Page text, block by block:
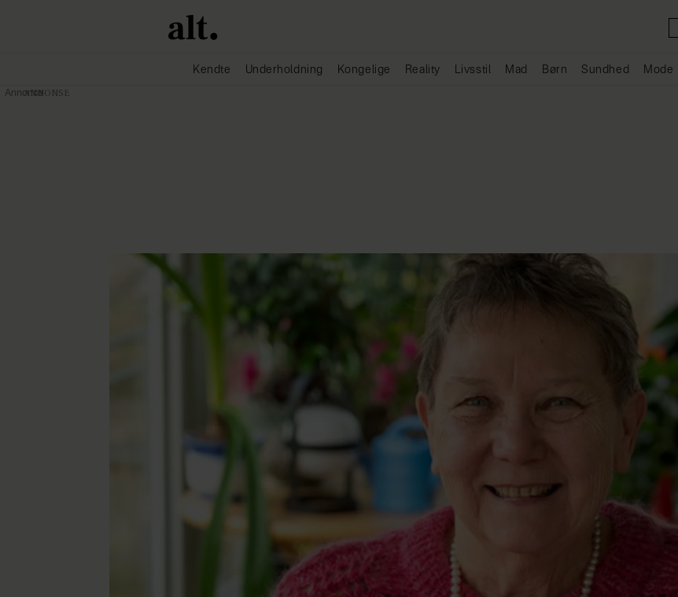
Kendte Underholdning Kongelige Reality Livsstil Mad Børn Sundhed Mode
Annonce